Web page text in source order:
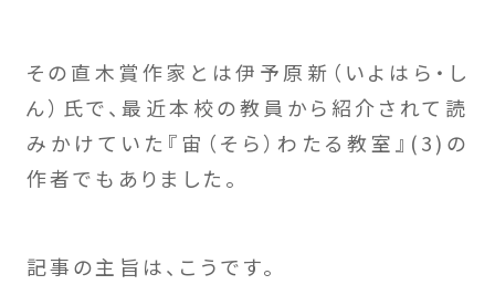
その直木賞作家とは伊予原新（いよはら・し
ん）氏で、最近本校の教員から紹介されて読
みかけていた『宙（そら）わたる教室』(3)の
作者でもありました。
記事の主旨は、こうです。